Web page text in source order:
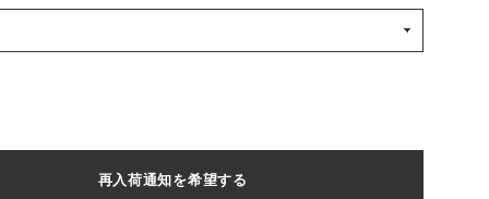
再入荷通知を希望する